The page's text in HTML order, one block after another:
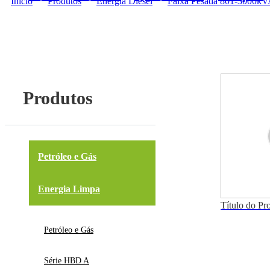
Produtos
Petróleo e Gás
Energia Limpa
Petróleo e Gás
Série HBD A
Título do